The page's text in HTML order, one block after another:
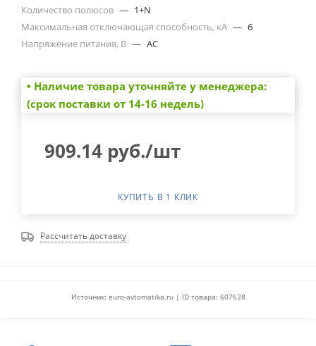
Количество полюсов — 1+N
Максимальная отключающая способность, кА — 6
Напряжение питания, В — AC
• Наличие товара уточняйте у менеджера:
(срок поставки от 14-16 недель)
909.14 руб./шт
КУПИТЬ В 1 КЛИК
Рассчитать доставку
Источник: euro-avtomatika.ru | ID товара: 607628